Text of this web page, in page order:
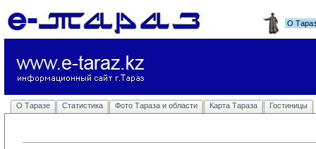
О
О Таразе Статистика Фото Тараза и области Карта Тараза Гостиницы